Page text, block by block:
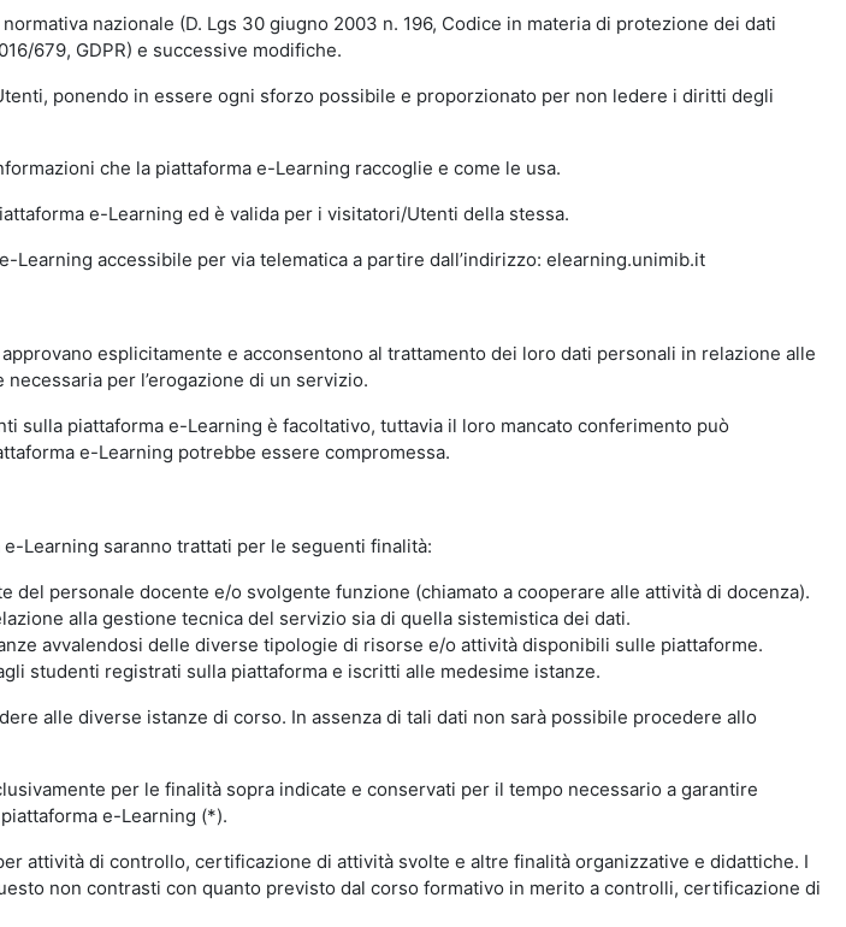
nazionale (D. Lgs 30 giugno 2003 n. 196, Codice in materia di protezione dei dati
679, GDPR) e successive modifiche.
ponendo in essere ogni sforzo possibile e proporzionato per non ledere i diritti degli
che la piattaforma e-Learning raccoglie e come le usa.
e-Learning ed è valida per i visitatori/Utenti della stessa.
accessibile per via telematica a partire dall’indirizzo: elearning.unimib.it
esplicitamente e acconsentono al trattamento dei loro dati personali in relazione alle
per l’erogazione di un servizio.
sulla piattaforma e-Learning è facoltativo, tuttavia il loro mancato conferimento può
e-Learning potrebbe essere compromessa.
Learning saranno trattati per le seguenti finalità:
personale docente e/o svolgente funzione (chiamato a cooperare alle attività di docenza).
alla gestione tecnica del servizio sia di quella sistemistica dei dati.
avvalendosi delle diverse tipologie di risorse e/o attività disponibili sulle piattaforme.
studenti registrati sulla piattaforma e iscritti alle medesime istanze.
alle diverse istanze di corso. In assenza di tali dati non sarà possibile procedere allo
per le finalità sopra indicate e conservati per il tempo necessario a garantire
e-Learning (*).
attività di controllo, certificazione di attività svolte e altre finalità organizzative e didattiche. I
non contrasti con quanto previsto dal corso formativo in merito a controlli, certificazione di